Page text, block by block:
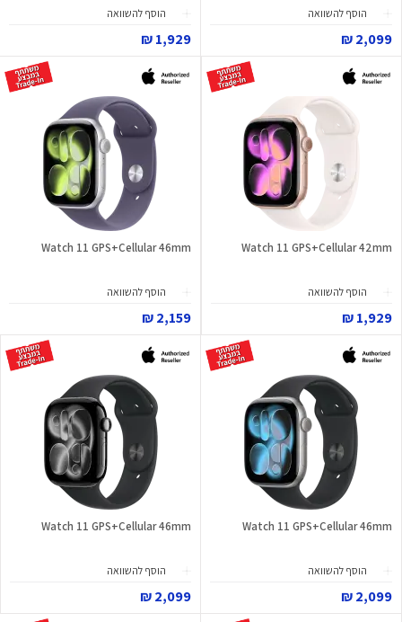
הוסף להשוואה
2,099 ₪
הוסף להשוואה
1,929 ₪
Watch 11 GPS+Cellular 42mm
הוסף להשוואה
1,929 ₪
Watch 11 GPS+Cellular 46mm
הוסף להשוואה
2,159 ₪
Watch 11 GPS+Cellular 46mm
הוסף להשוואה
2,099 ₪
Watch 11 GPS+Cellular 46mm
הוסף להשוואה
2,099 ₪